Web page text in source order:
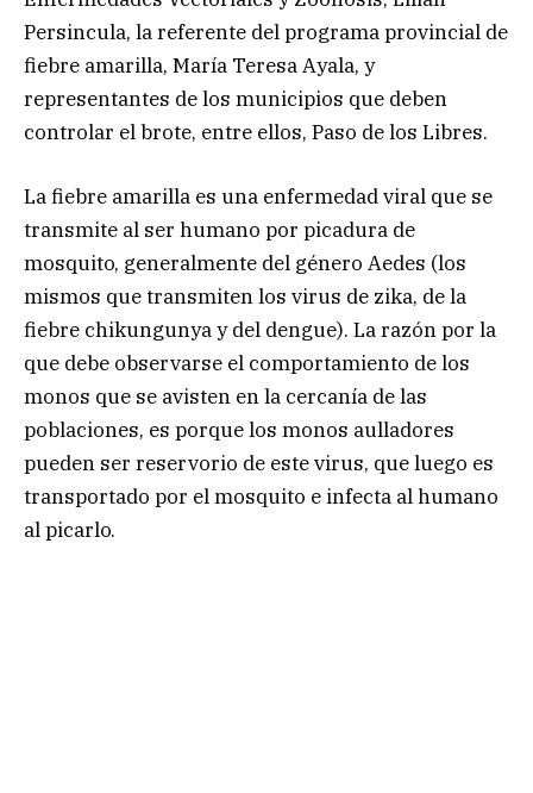
Persincula, la referente del programa provincial de
fiebre amarilla, María Teresa Ayala, y
representantes de los municipios que deben
controlar el brote, entre ellos, Paso de los Libres.
La fiebre amarilla es una enfermedad viral que se
transmite al ser humano por picadura de
mosquito, generalmente del género Aedes (los
mismos que transmiten los virus de zika, de la
fiebre chikungunya y del dengue). La razón por la
que debe observarse el comportamiento de los
monos que se avisten en la cercanía de las
poblaciones, es porque los monos aulladores
pueden ser reservorio de este virus, que luego es
transportado por el mosquito e infecta al humano
al picarlo.